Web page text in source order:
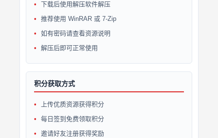
下载后使用解压软件解压
推荐使用 WinRAR 或 7-Zip
如有密码请查看资源说明
解压后即可正常使用
积分获取方式
上传优质资源获得积分
每日签到免费领取积分
邀请好友注册获得奖励